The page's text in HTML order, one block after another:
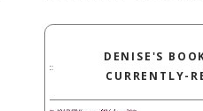
DENISE'S
CURRENTLY-